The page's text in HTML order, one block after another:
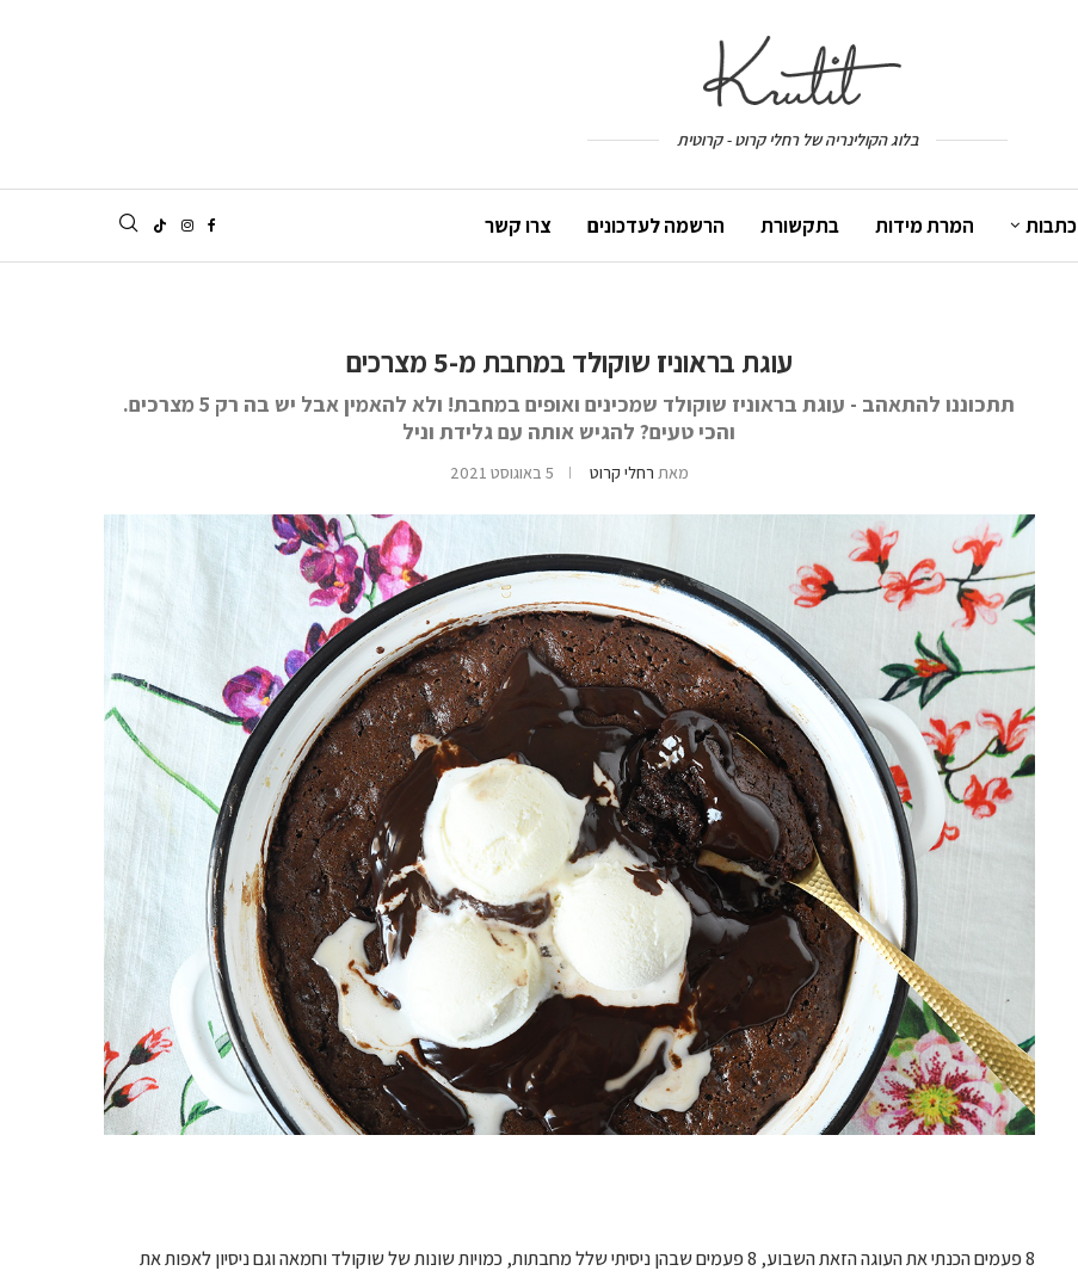
בלוג הקולינריה של רחלי קרוט - קרוטית
כתבות המרת מידות בתקשורת הרשמה לעדכונים צרו קשר
עוגת בראוניז שוקולד במחבת מ-5 מצרכים
תתכוננו להתאהב - עוגת בראוניז שוקולד שמכינים ואופים במחבת! ולא להאמין אבל יש בה רק 5 מצרכים.
והכי טעים? להגיש אותה עם גלידת וניל
מאת רחלי קרוט 5 באוגוסט 2021
8 פעמים הכנתי את העוגה הזאת השבוע, 8 פעמים שבהן ניסיתי שלל מחבתות, כמויות שונות של שוקולד וחמאה וגם ניסיון לאפות את